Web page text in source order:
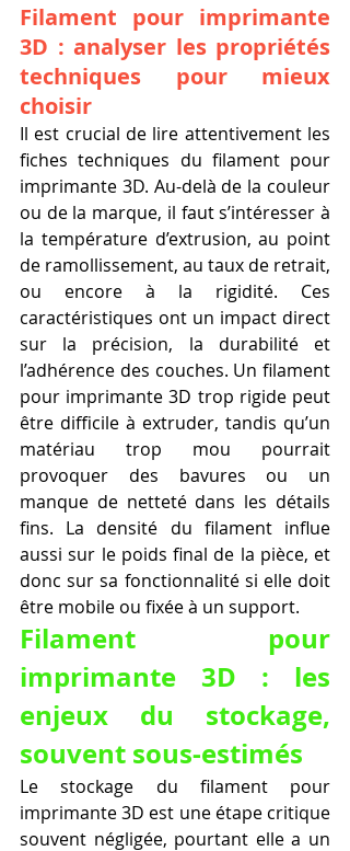
Filament pour imprimante
3D : analyser les propriétés
techniques pour mieux
choisir
Il est crucial de lire attentivement les
fiches techniques du filament pour
imprimante 3D. Au-delà de la couleur
ou de la marque, il faut s’intéresser à
la température d’extrusion, au point
de ramollissement, au taux de retrait,
ou encore à la rigidité. Ces
caractéristiques ont un impact direct
sur la précision, la durabilité et
l’adhérence des couches. Un filament
pour imprimante 3D trop rigide peut
être difficile à extruder, tandis qu’un
matériau trop mou pourrait
provoquer des bavures ou un
manque de netteté dans les détails
fins. La densité du filament influe
aussi sur le poids final de la pièce, et
donc sur sa fonctionnalité si elle doit
être mobile ou fixée à un support.
Filament pour
imprimante 3D : les
enjeux du stockage,
souvent sous-estimés
Le stockage du filament pour
imprimante 3D est une étape critique
souvent négligée, pourtant elle a un